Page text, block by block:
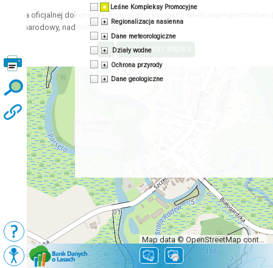
Map data © OpenStreetMap contributors, CC-BY-SA
Podkłady Mapy BDL
Leśne Kompleksy Promocyjne
Regionalizacja nasienna
Dane meteorologiczne
Działy wodne
Ochrona przyrody
Dane geologiczne
oficjalnej dokumentacji prosimy o kontakt z właściwym podmiotem
park narodowy, nadleśnictwo itp.)